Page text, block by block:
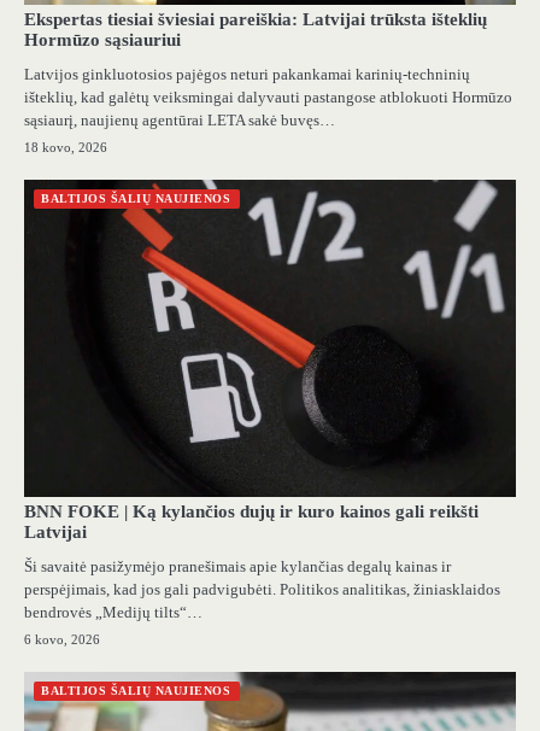
Ekspertas tiesiai šviesiai pareiškia: Latvijai trūksta išteklių
Hormūzo sąsiauriui
Latvijos ginkluotosios pajėgos neturi pakankamai karinių-techninių
išteklių, kad galėtų veiksmingai dalyvauti pastangose ​​atblokuoti Hormūzo
sąsiaurį, naujienų agentūrai LETA sakė buvęs…
18 kovo, 2026
BALTIJOS ŠALIŲ NAUJIENOS
BNN FOKE | Ką kylančios dujų ir kuro kainos gali reikšti
Latvijai
Ši savaitė pasižymėjo pranešimais apie kylančias degalų kainas ir
perspėjimais, kad jos gali padvigubėti. Politikos analitikas, žiniasklaidos
bendrovės „Medijų tilts“…
6 kovo, 2026
BALTIJOS ŠALIŲ NAUJIENOS